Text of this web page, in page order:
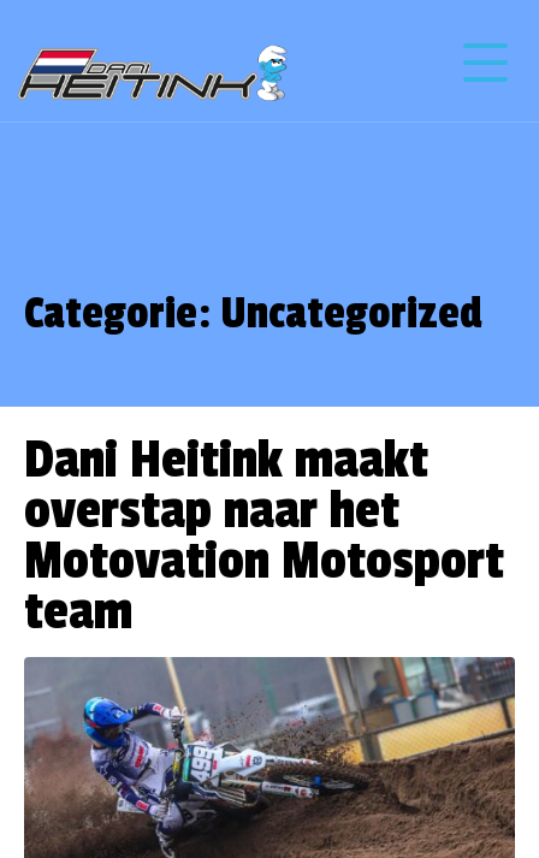
Categorie: Uncategorized
Dani Heitink maakt
overstap naar het
Motovation Motosport
team